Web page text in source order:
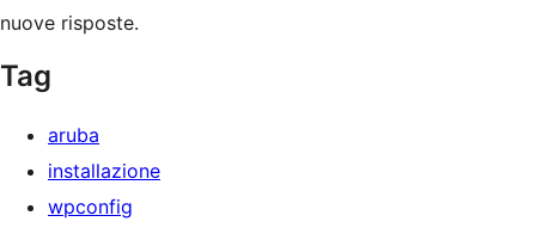
nuove risposte.
Tag
aruba
installazione
wpconfig